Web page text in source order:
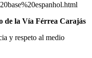
de la Vía Férrea Carajás
y respeto al medio